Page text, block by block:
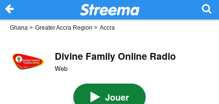
Ghana > Greater Accra Region > Accra
Divine Family Online Radio
Web
Jouer